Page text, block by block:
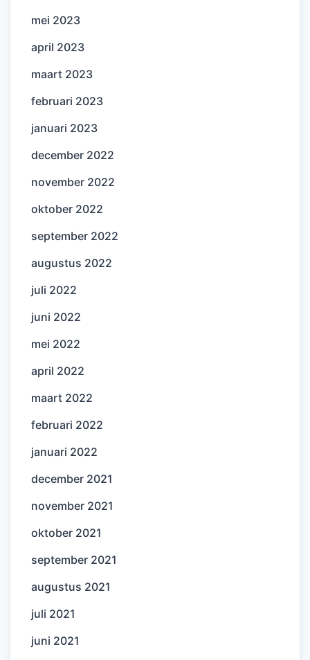
mei 2023
april 2023
maart 2023
februari 2023
januari 2023
december 2022
november 2022
oktober 2022
september 2022
augustus 2022
juli 2022
juni 2022
mei 2022
april 2022
maart 2022
februari 2022
januari 2022
december 2021
november 2021
oktober 2021
september 2021
augustus 2021
juli 2021
juni 2021